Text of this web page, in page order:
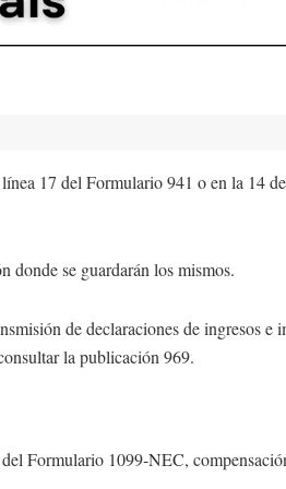
17 del Formulario 941 o en la 14
donde se guardarán los mismos.
de declaraciones de ingresos e
la publicación 969.
del Formulario 1099-NEC,